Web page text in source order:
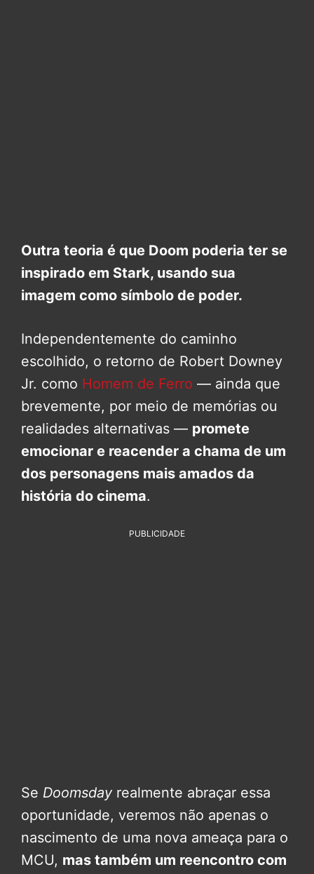
Outra teoria é que Doom poderia ter se
inspirado em Stark, usando sua
imagem como símbolo de poder.
Independentemente do caminho
escolhido, o retorno de Robert Downey
Jr. como Homem de Ferro — ainda que
brevemente, por meio de memórias ou
realidades alternativas — promete
emocionar e reacender a chama de um
dos personagens mais amados da
história do cinema.
PUBLICIDADE
Se Doomsday realmente abraçar essa
oportunidade, veremos não apenas o
nascimento de uma nova ameaça para o
MCU, mas também um reencontro com